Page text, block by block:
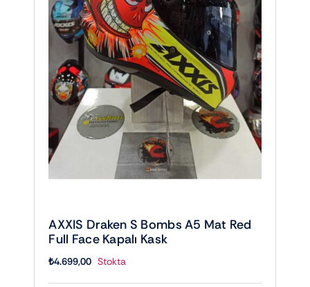
AXXIS Draken S Bombs A5 Mat Red
Full Face Kapalı Kask
₺4.699,00 Stokta